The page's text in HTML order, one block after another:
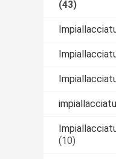
(43)
(10)